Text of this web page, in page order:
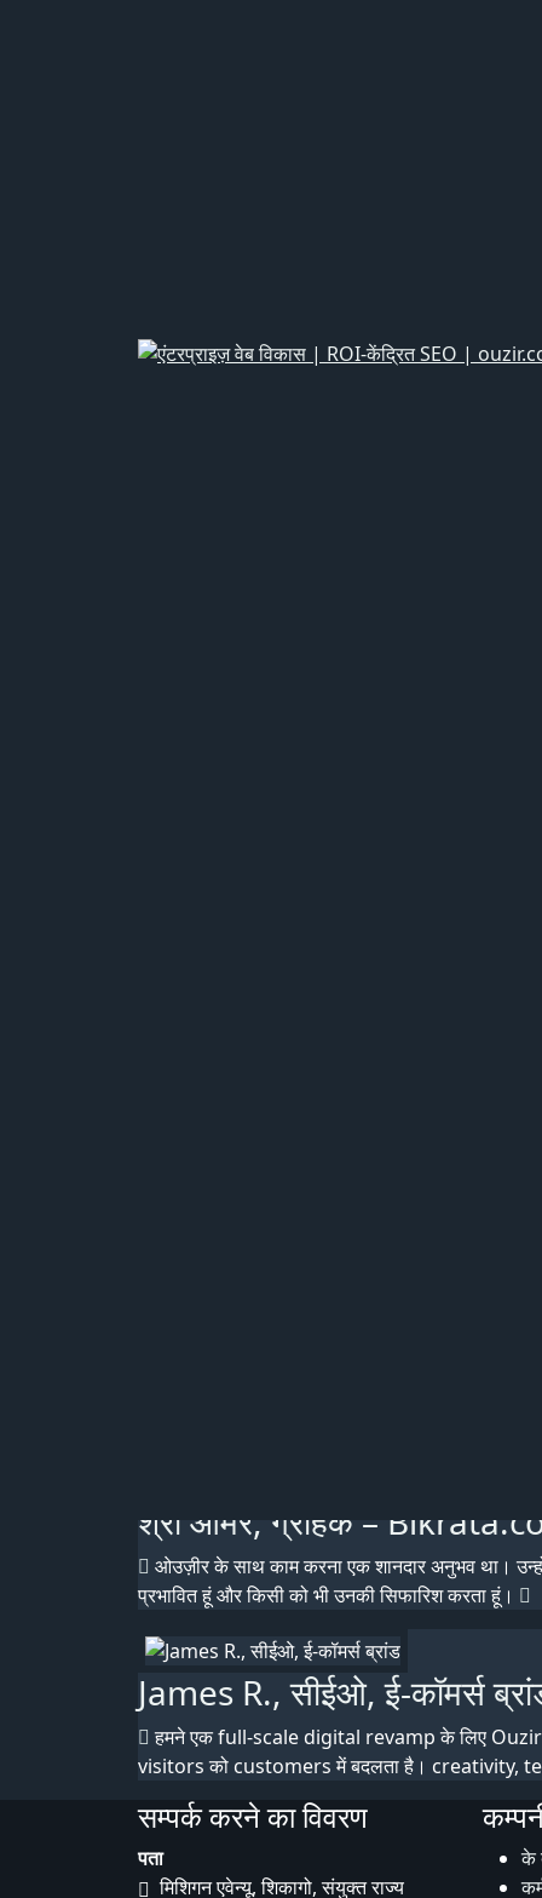
क्लिक्स से कस्टमर्स तक: हमने
एक सुंदर ऑनलाइन स्टोर प्रभावशाली लग सकता
सालों से, मंत्र रहा है "कंटेंट है किंग"। लेकिन 2025 में, एक
एंटरप्राइज वेब डेवलपमेंट 2025:
2025 में, आपकी वेबसाइट अब सिर्फ एक डिजिटल ब्रोशर
Ouzir ने हमारी ऑनलाइन उपस्थिति को पूरी तरह से
organic traffic दोगुना हो गया और conversions
ओउज़ीर ने हमारे लिए एक साफ और प्रभावी ऑनलाइन
श्री ओमर, ग्राहक –
ओउज़ीर के साथ काम करना एक शानदार अनुभव था।
प्रभावित हूं और किसी को भी उनकी सिफारिश करता हूं।
James R., सीईओ, ई-कॉमर्स
हमने एक full-scale digital revamp के लिए Ouzir
visitors को customers में बदलता है। creativity,
सम्पर्क करने का विवरण
पता
मिशिगन एवेन्यू, शिकागो, संयुक्त राज्य
के